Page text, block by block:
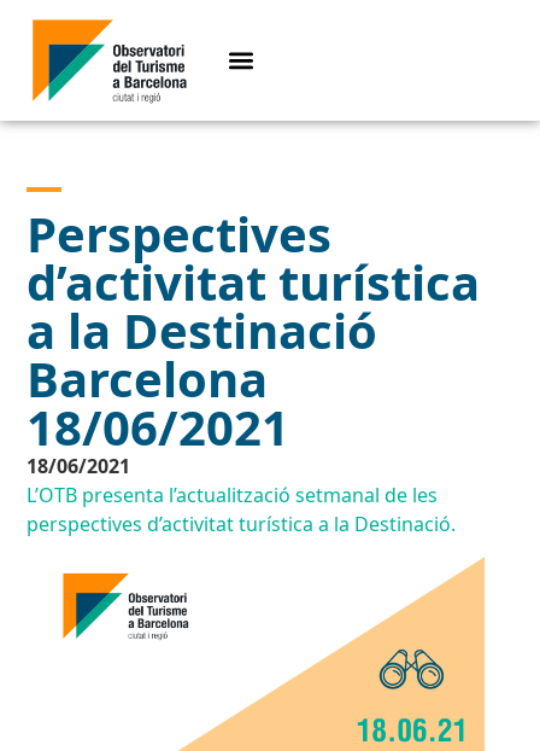
Perspectives
d’activitat turística
a la Destinació
Barcelona
18/06/2021
18/06/2021
L’OTB presenta l’actualització setmanal de les
perspectives d’activitat turística a la Destinació.